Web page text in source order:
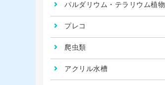
パルダリウム・テラリウム植物
プレコ
爬虫類
アクリル水槽